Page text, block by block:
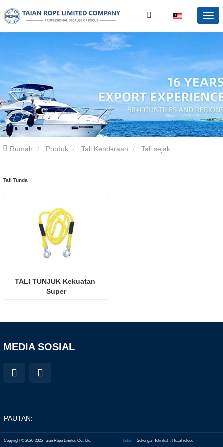
Rumah Produk Tali Kenderaan Tali sejak
Tali Tunda
TALI TUNJUK Kekuatan
Super
MEDIA SOSIAL
PAUTAN:
Copyright © 2020-2025 Taian Rope Limited Co., Ltd. Sokongan Teknikal：Huazhicloud
Index